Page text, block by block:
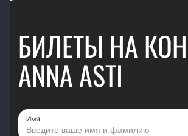
БИЛЕТЫ НА
ANNA ASTI
Имя